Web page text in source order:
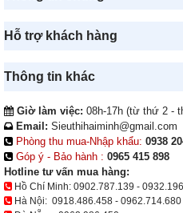
Hỗ trợ khách hàng
Thông tin khác
Giờ làm việc: 08h-17h (từ thứ 2 -
Email: Sieuthihaiminh@gmail.com
Phòng thu mua-Nhập khẩu: 0938
Góp ý - Bảo hành : 0965 415 898
Hotline tư vấn mua hàng:
Hồ Chí Minh: 0902.787.139 -
Hà Nội: 0918.486.458 - 0962.714.680